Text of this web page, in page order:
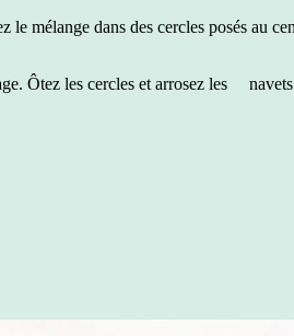
mélange dans des cercles posés au
Ôtez les cercles et arrosez les